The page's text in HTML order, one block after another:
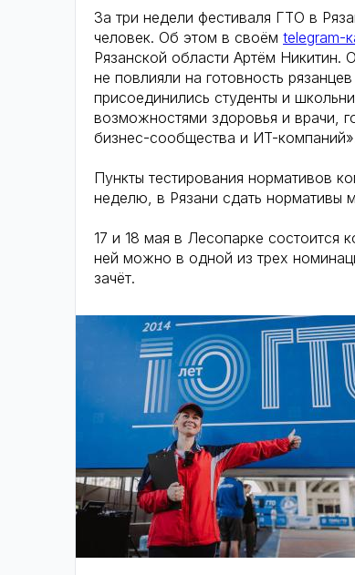
За три недели фестиваля ГТО в
человек. Об этом в своём telegram-
Рязанской области Артём Никитин.
не повлияли на готовность
присоединились студенты и
возможностями здоровья и врачи,
бизнес-сообщества и ИT-
Пункты тестирования нормативов
неделю, в Рязани сдать нормативы
17 и 18 мая в Лесопарке состоится
ней можно в одной из трех
зачёт.